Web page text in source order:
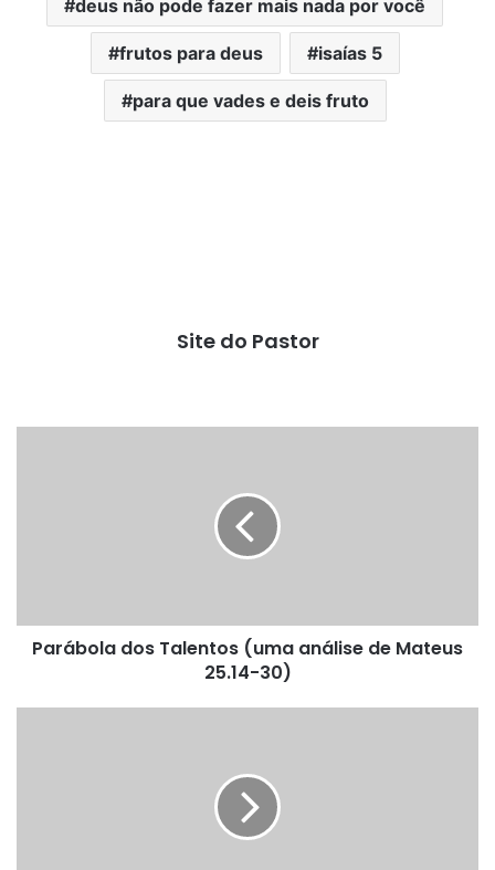
deus não pode fazer mais nada por você
frutos para deus isaías 5
para que vades e deis fruto
Site do Pastor
30)
Parábola dos Talentos (uma análise de Mateus
25.14-30)